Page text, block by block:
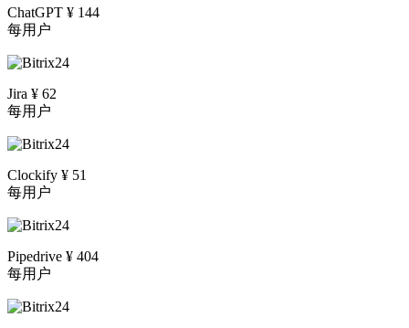
ChatGPT ¥ 144
每用户
Jira ¥ 62
每用户
Clockify ¥ 51
每用户
Pipedrive ¥ 404
每用户